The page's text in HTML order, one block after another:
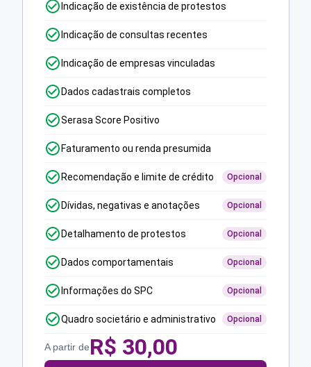
Indicação de existência de protestos
Indicação de consultas recentes
Indicação de empresas vinculadas
Dados cadastrais completos
Serasa Score Positivo
Faturamento ou renda presumida
Recomendação e limite de crédito Opcional
Dívidas, negativas e anotações Opcional
Detalhamento de protestos Opcional
Dados comportamentais Opcional
Informações do SPC Opcional
Quadro societário e administrativo Opcional
A partir deR$ 30,00